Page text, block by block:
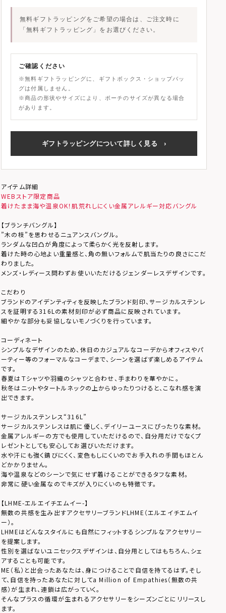
無料ギフトラッピングをご希望の場合は、ご注文時に
「無料ギフトラッピング」 をお選びください。
ご確認ください
※無料ギフトラッピングに、ギフトボックス・ショップバッ
グは付属しません。
※商品の形状やサイズにより、ポーチのサイズが異なる場合
があります。
ギフトラッピングについて詳しく見る ›
アイテム詳細
WEBストア限定商品
着けたまま海や温泉OK！肌荒れしにくい金属アレルギー対応バングル
【ブランチバングル】
”木の枝”を思わせるニュアンスバングル。
ランダムな凹凸が角度によって柔らかく光を反射します。
着けた時の心地よい重量感と、角の無いフォルムで肌当たりの良さにこだ
わりました。
メンズ・レディース問わずお使いいただけるジェンダーレスデザインです。
こだわり
ブランドのアイデンティティを反映したブランド刻印、サージカルステンレ
スを証明する316Lの素材刻印が必ず商品に反映されています。
細やかな部分も妥協しないモノづくりを行っています。
コーディネート
シンプルなデザインのため、休日のカジュアルなコーデからオフィスやパ
ーティー等のフォーマルなコーデまで、シーンを選ばず楽しめるアイテム
です。
春夏はＴシャツや羽織のシャツと合わせ、手まわりを華やかに。
秋冬はニットやタートルネックの上からゆったりつけると、こなれ感を演
出できます。
サージカルステンレス“316L”
サージカルステンレスは肌に優しく、デイリーユースにぴったりな素材。
金属アレルギーの方でも使用していただけるので、自分用だけでなくプ
レゼントとしても安心してお選びいただけます。
水や汗にも強く錆びにくく、変色もしにくいのでお手入れの手間もほとん
どかかりません。
海や温泉などのシーンで気にせず着けることができるタフな素材。
非常に硬い金属なのでキズが入りにくいのも特徴です。
【LHME-エルエイチエムイー-】
無数の共感を生み出すアクセサリーブランドLHME（エルエイチエムイ
ー）。
LHMEはどんなスタイルにも自然にフィットするシンプルなアクセサリー
を提案します。
性別を選ばないユニセックスデザインは、自分用としてはもちろん、シェ
アすることも可能です。
ME（私）と出会ったあなたは、身につけることで自信を持てるはず。そし
て、自信を持ったあなたに対してa Million of Empathies（無数の共
感）が生まれ、連鎖は広がっていく。
そんなプラスの循環が生まれるアクセサリーをシーズンごとにリリースし
ます。